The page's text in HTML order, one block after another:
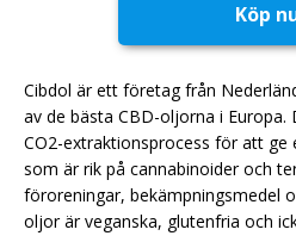
Köp
Cibdol är ett företag från
av de bästa CBD-oljorna i Europa.
CO2-extraktionsprocess för att ge
som är rik på cannabinoider och
föroreningar, bekämpningsmedel
oljor är veganska, glutenfria och